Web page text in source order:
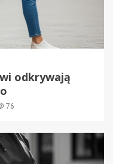
odkrywają
76